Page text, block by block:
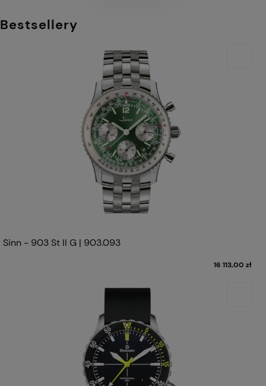
Bestsellery
Sinn - 903 St II G | 903.093
16 113,00 zł